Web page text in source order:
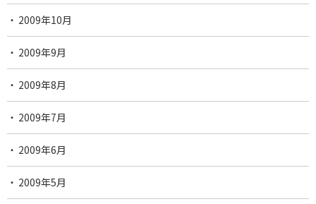
2009年10月
2009年9月
2009年8月
2009年7月
2009年6月
2009年5月